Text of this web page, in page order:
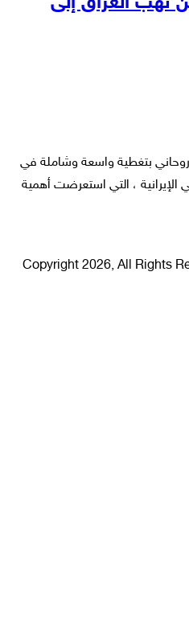
روحاني بتغطية واسعة وشاملة في
الإيرانية ، التي استعرضت أهمية